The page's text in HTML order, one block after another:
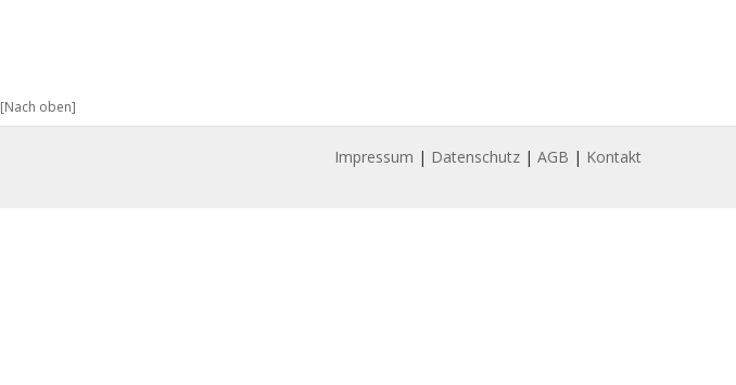
[Nach oben]
Impressum | Datenschutz | AGB | Kontakt